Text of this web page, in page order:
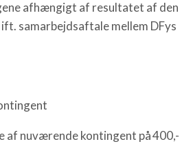
afhængigt af resultatet af den
samarbejdsaftale mellem DFys
af nuværende kontingent på 400,-